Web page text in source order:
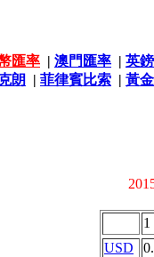
匯率 | 澳門匯率 | 英
朗 | 菲律賓比索 | 黃
1
USD